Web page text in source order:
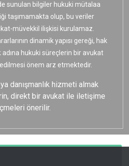
sunulan bilgiler hukuki mütalaa
taşımamakta olup, bu veriler
müvekkil ilişkisi kurulamaz.
dinamik yapısı gereği, hak
adına hukuki süreçlerin bir avukat
edilmesi önem arz etmektedir.
danışmanlık hizmeti almak
direkt bir avukat ile iletişime
önerilir.